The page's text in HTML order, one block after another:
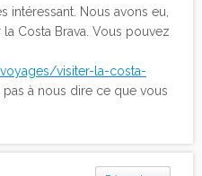
intéressant. Nous avons eu,
Costa Brava. Vous pouvez
visiter-la-costa-
pas à nous dire ce que vous